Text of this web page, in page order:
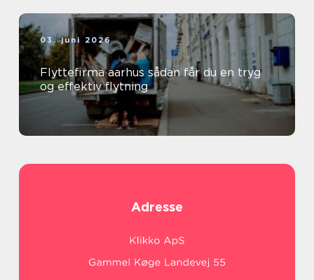
03. juni 2026
Flyttefirma aarhus sådan får du en tryg
og effektiv flytning
Adresse